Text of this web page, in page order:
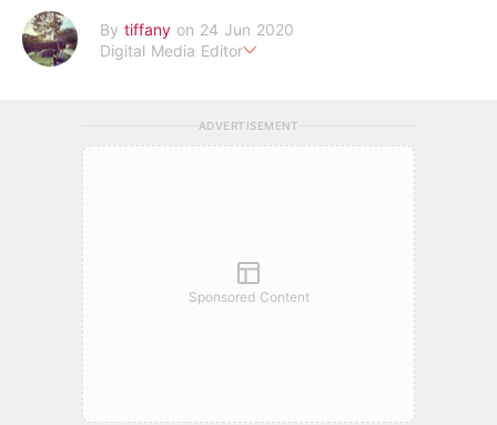
By tiffany on 24 Jun 2020
Digital Media Editor
ADVERTISEMENT
Sponsored Content